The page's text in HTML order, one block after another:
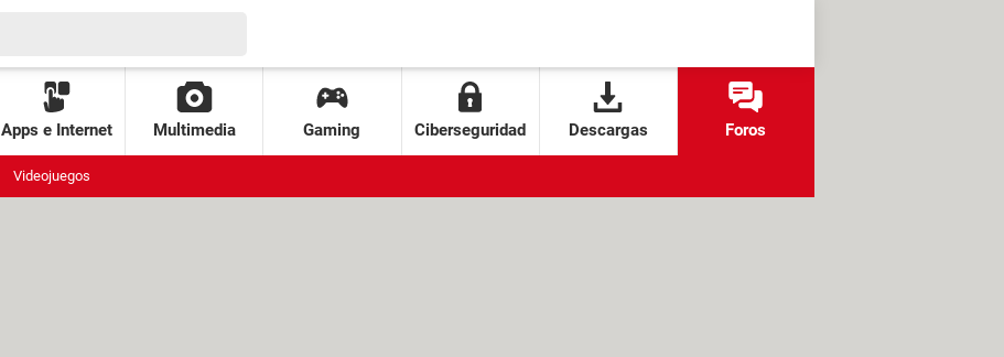
Apps e Internet Multimedia Gaming Ciberseguridad Descargas Foros
Videojuegos